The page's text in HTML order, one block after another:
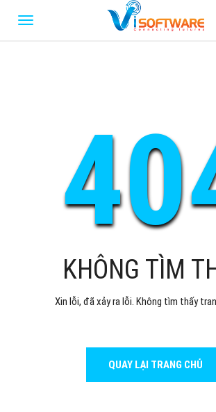
KHÔNG TÌM
Xin lỗi, đã xảy ra lỗi. Không tìm thấy
QUAY LẠI TRANG CHỦ